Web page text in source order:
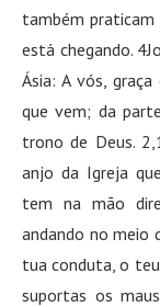
também
está chegando.
Ásia: A vós,
que vem; da
trono de Deus.
anjo da Igreja
tem na mão
andando no meio
tua conduta, o
suportas os